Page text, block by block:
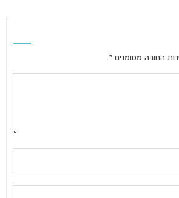
החובה מסומנים *